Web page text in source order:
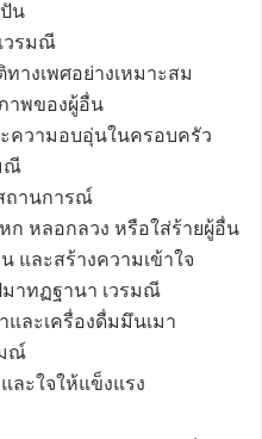
น
วรมณี
างเพศอย่างเหมาะสม
าพของผู้อื่น
ความอบอุ่นในครอบครัว
ณี
ถานการณ์
ก หลอกลวง หรือใส่ร้ายผู้อื่น
และสร้างความเข้าใจ
าทฏฐานา เวรมณี
และเครื่องดื่มมึนเมา
ณ์
ละใจให้แข็งแรง